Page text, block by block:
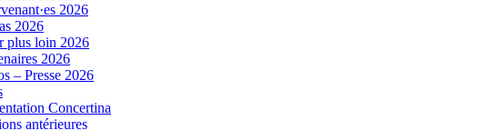
2026
2026
plus loin 2026
2026
– Presse 2026
Concertina
antérieures